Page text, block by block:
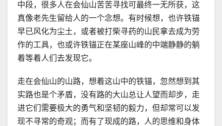
中段，很多人在会仙山苦苦寻找可最终一无所获，这
真像老先生留给人的一个念想。有时候想，也许铁锚
早已风化为尘土，或者被打柴寻药的山民拿去成为劳
作的工具，也或许铁锚正在某座山峰的中端静静的躺
着等着人们去发现它。
走在会仙山的山路，想着这山中的铁锚，忽然想到其
实路也是个矛盾，没有路的大山总让人望而却步，走
进它们需要极大的勇气和坚韧的毅力，但却常可以发
现不寻常的奇观；而有了现成的路，人的思维和身体